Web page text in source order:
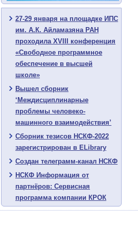
27-29 января на площадке ИПС
им. А.К. Айламазяна РАН
проходила XVIII конференция
«Свободное программное
обеспечение в высшей
школе»
Вышел сборник
‘Междисциплинарные
проблемы человеко-
машинного взаимодействия’
Сборник тезисов НСКФ-2022
зарегистрирован в ELibrary
Создан телеграмм-канал НСКФ
НСКФ Информация от
партнёров: Сервисная
программа компании КРОК